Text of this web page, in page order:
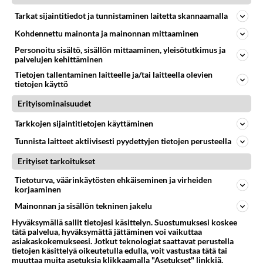
Tarkat sijaintitiedot ja tunnistaminen laitetta skannaamalla
Kohdennettu mainonta ja mainonnan mittaaminen
Personoitu sisältö, sisällön mittaaminen, yleisötutkimus ja
palvelujen kehittäminen
Tietojen tallentaminen laitteelle ja/tai laitteella olevien
tietojen käyttö
Erityisominaisuudet
Tarkkojen sijaintitietojen käyttäminen
Tunnista laitteet aktiivisesti pyydettyjen tietojen perusteella
Erityiset tarkoitukset
Tietoturva, väärinkäytösten ehkäiseminen ja virheiden
korjaaminen
Mainonnan ja sisällön tekninen jakelu
Hyväksymällä sallit tietojesi käsittelyn. Suostumuksesi koskee
tätä palvelua, hyväksymättä jättäminen voi vaikuttaa
asiakaskokemukseesi. Jotkut teknologiat saattavat perustella
tietojen käsittelyä oikeutetulla edulla, voit vastustaa tätä tai
muuttaa muita asetuksia klikkaamalla "Asetukset" linkkiä.